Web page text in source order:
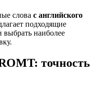
слова с английского
подходящие
наиболее
точность